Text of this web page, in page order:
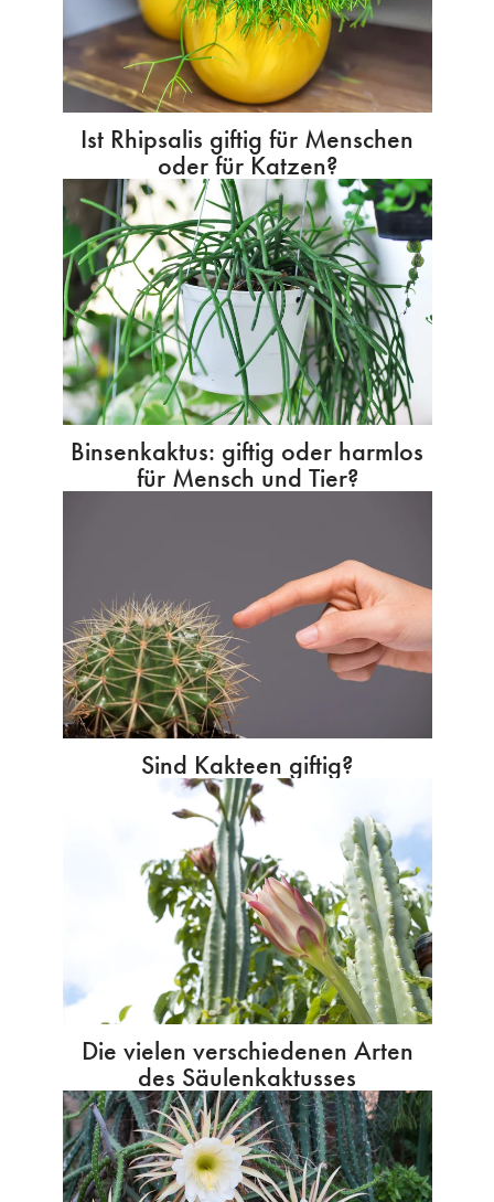
Ist Rhipsalis giftig für Menschen
oder für Katzen?
Binsenkaktus: giftig oder harmlos
für Mensch und Tier?
Sind Kakteen giftig?
Die vielen verschiedenen Arten
des Säulenkaktusses